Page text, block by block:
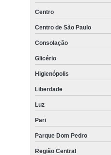
Centro
Centro de São Paulo
Consolação
Glicério
Higienópolis
Liberdade
Luz
Pari
Parque Dom Pedro
Região Central